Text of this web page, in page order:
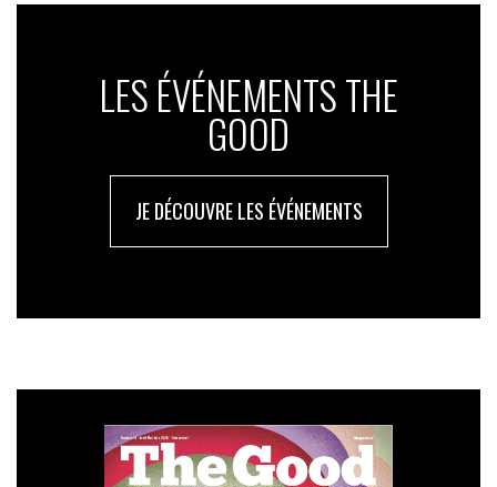
LES ÉVÉNEMENTS THE
GOOD
JE DÉCOUVRE LES ÉVÉNEMENTS